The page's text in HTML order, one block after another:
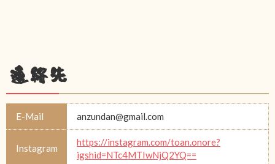
連絡先
E-Mail anzundan@gmail.com
Instagram
https://instagram.com/toan.onore?
igshid=NTc4MTIwNjQ2YQ==